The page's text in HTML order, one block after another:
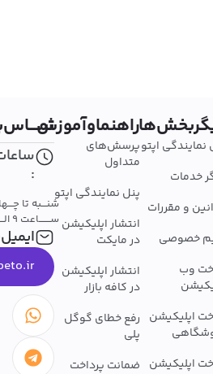
نمایندگی اپتو
خدمات
و مقررات
خصوصی
وب
اپلیکیشن
اپلیکیشن
راهنماوآموزش
پرسش‌های
متداول
پنل نمایندگی اپتو
انتشار اپلیکیشن
در مایکت
انتشار اپلیکیشن
در کافه بازار
رفع خطای گوگل
پلی
ضمانت پرداخت
:
شنـــبه تا
ســـــــاعت 9 الـــی 17